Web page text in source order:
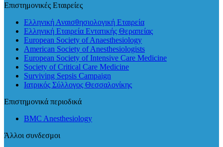
Επιστημονικές Εταιρείες
Ελληνική Αναισθησιολογική Εταιρεία
Ελληνική Εταιρεία Εντατικής Θεραπείας
European Society of Anaesthesiology
American Society of Anesthesiologists
European Society of Intensive Care Medicine
Society of Critical Care Medicine
Surviving Sepsis Campaign
Ιατρικός Σύλλογος Θεσσαλονίκης
Επιστημονικά περιοδικά
BMC Anesthesiology
Άλλοι συνδεσμοι